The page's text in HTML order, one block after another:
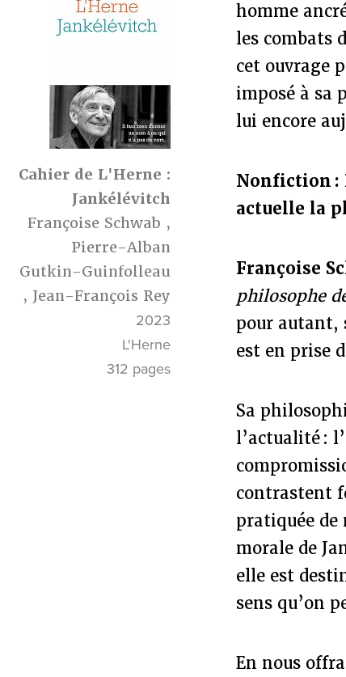
Cahier de L'Herne :
Jankélévitch
Françoise Schwab ,
Pierre-Alban
Gutkin-Guinfolleau
, Jean-François Rey
2023
L'Herne
312 pages
homme
les combats
cet ouvrage
imposé à sa
lui encore
Nonfiction :
actuelle la
Françoise
philosophe
pour autant,
est en prise
Sa
l’actualité :
contrastent
pratiquée de
morale de
elle est
sens qu’on
En nous